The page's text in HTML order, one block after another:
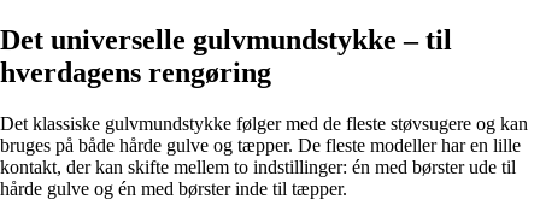
Det universelle gulvmundstykke – til
hverdagens rengøring
Det klassiske gulvmundstykke følger med de fleste støvsugere og kan
bruges på både hårde gulve og tæpper. De fleste modeller har en lille
kontakt, der kan skifte mellem to indstillinger: én med børster ude til
hårde gulve og én med børster inde til tæpper.